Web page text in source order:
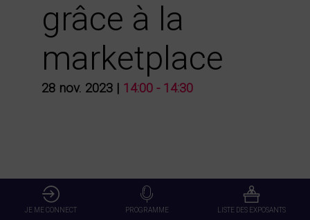
grâce à la
marketplace
28 nov. 2023 14:00 - 14:30
JE ME CONNECT PROGRAMME LISTE DES EXPOSANTS